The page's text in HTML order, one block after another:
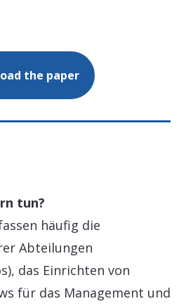
the paper
tun?
häufig die
Abteilungen
das Einrichten von
für das Management und